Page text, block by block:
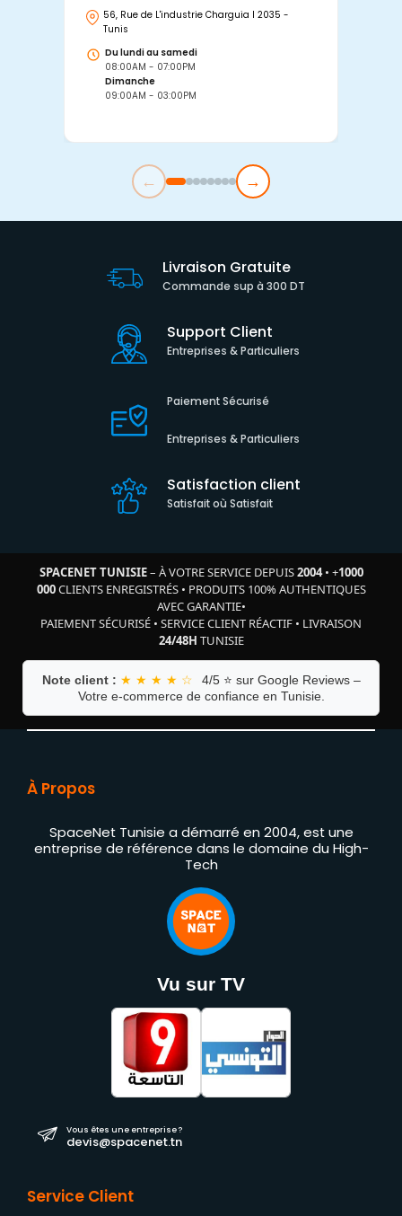
56, Rue de L'industrie Charguia I 2035 -
Tunis
Du lundi au samedi
08:00AM - 07:00PM
Dimanche
09:00AM - 03:00PM
← →
Livraison Gratuite
Commande sup à 300 DT
Support Client
Entreprises & Particuliers
Paiement Sécurisé
Entreprises & Particuliers
Satisfaction client
Satisfait où Satisfait
SPACENET TUNISIE– À VOTRE SERVICE DEPUIS2004• +1000
000CLIENTS ENREGISTRÉS• PRODUITS 100% AUTHENTIQUES
AVEC GARANTIE•
PAIEMENT SÉCURISÉ • SERVICE CLIENT RÉACTIF • LIVRAISON
24/48H TUNISIE
Note client : ★ ★ ★ ★ ☆
4/5 ⭐ sur Google Reviews –
Votre e-commerce de confiance en Tunisie.
À Propos
SpaceNet Tunisie a démarré en 2004, est une
entreprise de référence dans le domaine du High-
Tech
Vu sur TV
Vous êtes une entreprise ?
devis@spacenet.tn
Service Client